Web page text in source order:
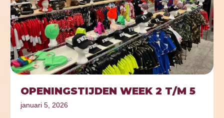
OPENINGSTIJDEN WEEK 2 T/M 5
januari 5, 2026